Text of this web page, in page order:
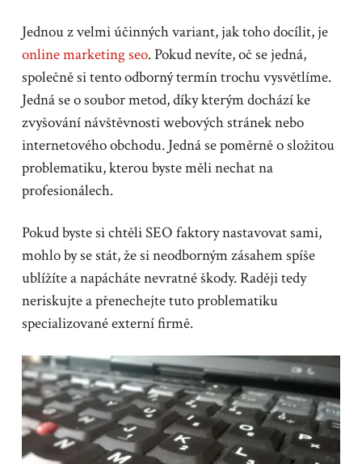
Jednou z velmi účinných variant, jak toho docílit, je
online marketing seo. Pokud nevíte, oč se jedná,
společně si tento odborný termín trochu vysvětlíme.
Jedná se o soubor metod, díky kterým dochází ke
zvyšování návštěvnosti webových stránek nebo
internetového obchodu. Jedná se poměrně o složitou
problematiku, kterou byste měli nechat na
profesionálech.
Pokud byste si chtěli SEO faktory nastavovat sami,
mohlo by se stát, že si neodborným zásahem spíše
ublížíte a napácháte nevratné škody. Raději tedy
neriskujte a přenechejte tuto problematiku
specializované externí firmě.